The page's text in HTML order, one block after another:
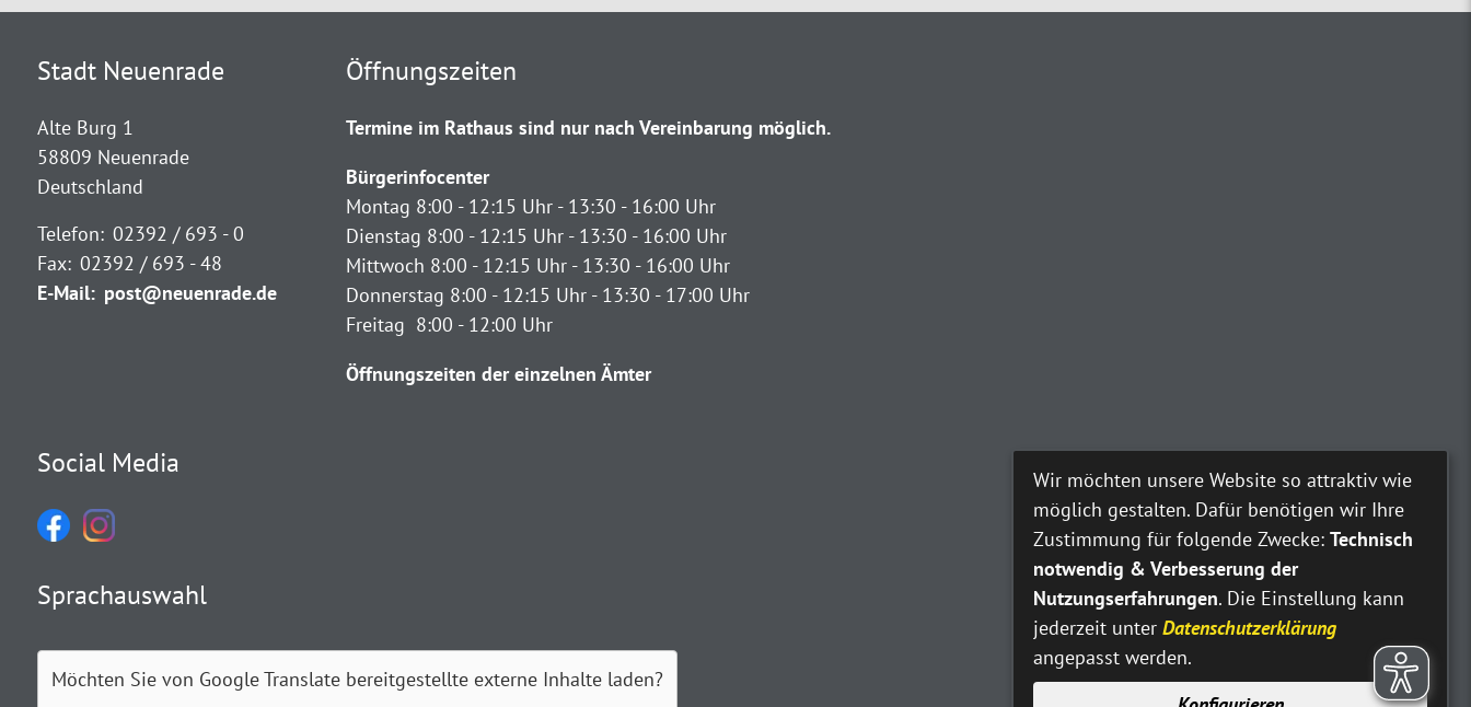
Stadt Neuenrade
Alte Burg 1
58809 Neuenrade
Deutschland
Telefon: 02392 / 693 - 0
Fax: 02392 / 693 - 48
E-Mail: post@neuenrade.de
Öffnungszeiten
Termine im Rathaus sind nur nach Vereinbarung möglich.
Bürgerinfocenter
Montag 8:00 - 12:15 Uhr - 13:30 - 16:00 Uhr
Dienstag 8:00 - 12:15 Uhr - 13:30 - 16:00 Uhr
Mittwoch 8:00 - 12:15 Uhr - 13:30 - 16:00 Uhr
Donnerstag 8:00 - 12:15 Uhr - 13:30 - 17:00 Uhr
Freitag 8:00 - 12:00 Uhr
Öffnungszeiten der einzelnen Ämter
Social Media
Sprachauswahl
Möchten Sie von Google Translatebereitgestellte externe Inhalte laden?
Wir möchten unsere Website so attraktiv wie
möglich gestalten. Dafür benötigen wir Ihre
Zustimmung für folgende Zwecke: Technisch
notwendig & Verbesserung der
Nutzungserfahrungen. Die Einstellung kann
jederzeit unter Datenschutzerklärung
angepasst werden.